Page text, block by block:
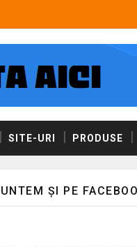
SITE-URI PRODUSE
ȘI PE